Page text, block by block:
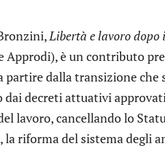
Libertà e lavoro dopo
Approdi), è un contributo
dalla transizione che
decreti attuativi
lavoro, cancellando lo
riforma del sistema degli